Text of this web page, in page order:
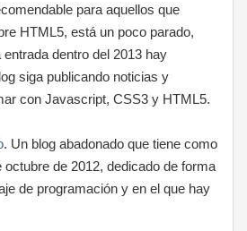
para aquellos que
HTML5, está un poco parado,
dentro del 2013 hay
siga publicando noticias y
con Javascript, CSS3 y HTML5.
. Un blog abadonado que tiene como
octubre de 2012, dedicado de forma
de programación y en el que hay